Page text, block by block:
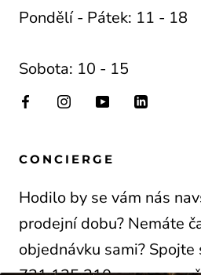
Pondělí - Pátek: 11 - 18
Sobota: 10 - 15
CONCIERGE
Hodilo by se vám nás
prodejní dobu? Nemáte
objednávku sami? Spojte